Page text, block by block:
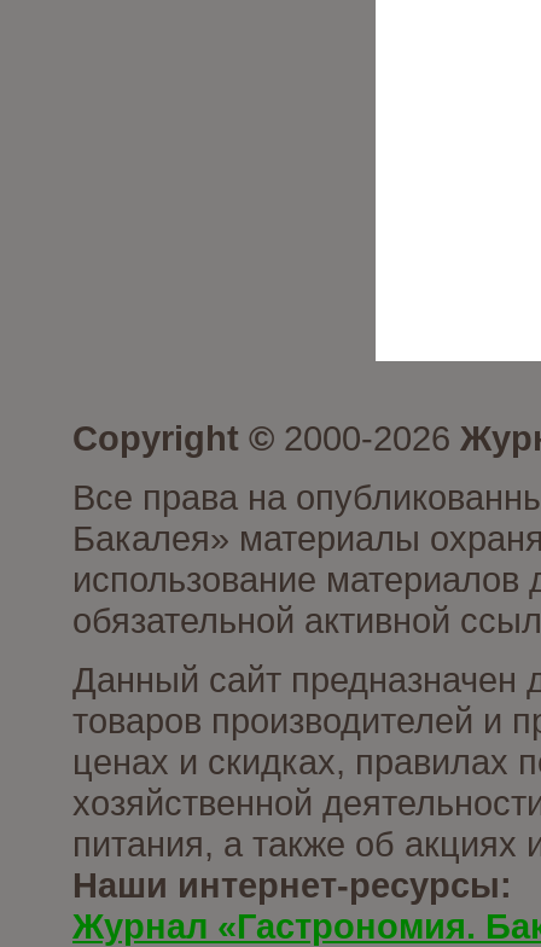
Copyright © 2000-2026
Все права на
Бакалея» материалы
использование материалов
обязательной активной
Данный сайт предназначен
товаров производителей и
ценах и скидках, правилах
хозяйственной
питания, а также об
Наши интернет-ресурсы:
Журнал «Гастрономия.